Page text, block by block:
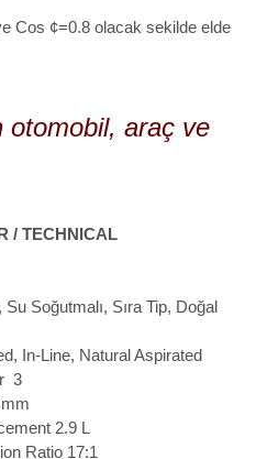
Cos ¢=0.8 olacak sekilde elde
otomobil, araç ve
/ TECHNICAL
Soğutmalı, Sıra Tip, Doğal
In-Line, Natural Aspirated
3
2.9 L
Ratio 17:1